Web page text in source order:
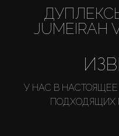
JUMEIRAH
У НАС В НАСТОЯЩЕЕ
ПОДХОДЯЩИХ